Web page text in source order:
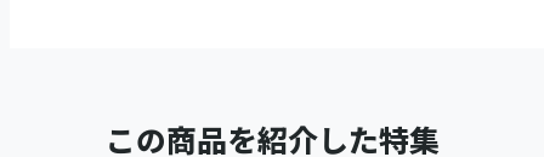
この商品を紹介した特集